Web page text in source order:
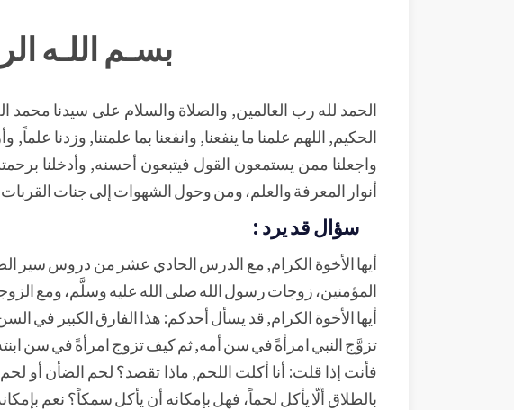
بسـم اللـه
الحمد لله رب العالمين, والصلاة والسلام على سيدنا محمد
الحكيم, اللهم علمنا ما ينفعنا, وانفعنا بما علمتنا, وزدنا علماً,
واجعلنا ممن يستمعون القول فيتبعون أحسنه, وأدخلنا
أنوار المعرفة والعلم، ومن وحول الشهوات إلى جنات
سؤال قد يرد :
أيها الأخوة الكرام, مع الدرس الحادي عشر من دروس سير
المؤمنين، زوجات رسول الله صلى الله عليه وسلَّم، ومع
أيها الأخوة الكرام, قد يسأل أحدكم: هذا الفارق الكبير في
تزوَّج النبي امرأةً في سن أمه, ثم كيف تزوج امرأةً في سن
فأنت إذا قلت: أنا أكلت اللحم, ماذا تقصد؟ لحم الضأن أو
بالطلاق ألّا يأكل لحماً، فهل بإمكانه أن يأكل سمكاً؟ نعم